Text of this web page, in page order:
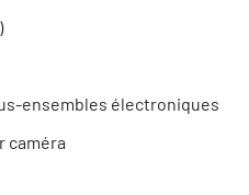
ensembles électroniques
caméra